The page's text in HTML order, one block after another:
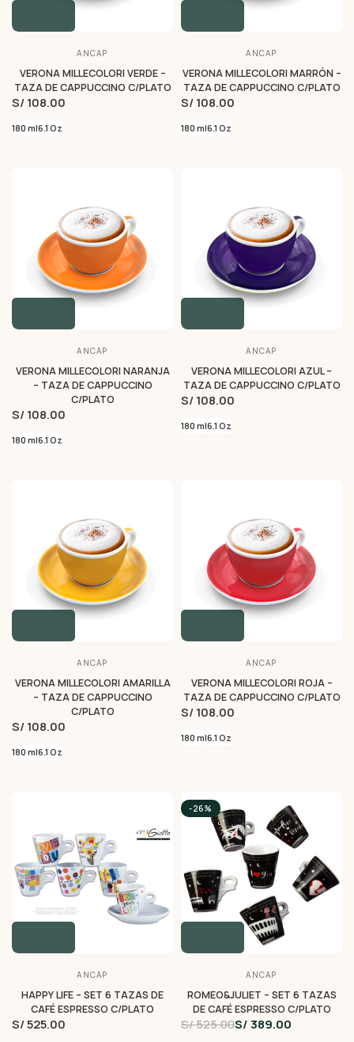
ANCAP
VERONA MILLECOLORI VERDE –
TAZA DE CAPPUCCINO C/PLATO
S/ 108.00
180 ml6.1 Oz
ANCAP
VERONA MILLECOLORI MARRÓN –
TAZA DE CAPPUCCINO C/PLATO
S/ 108.00
180 ml6.1 Oz
ANCAP
VERONA MILLECOLORI NARANJA
– TAZA DE CAPPUCCINO
C/PLATO
S/ 108.00
180 ml6.1 Oz
ANCAP
VERONA MILLECOLORI AZUL –
TAZA DE CAPPUCCINO C/PLATO
S/ 108.00
180 ml6.1 Oz
ANCAP
VERONA MILLECOLORI AMARILLA
– TAZA DE CAPPUCCINO
C/PLATO
S/ 108.00
180 ml6.1 Oz
ANCAP
VERONA MILLECOLORI ROJA –
TAZA DE CAPPUCCINO C/PLATO
S/ 108.00
180 ml6.1 Oz
ANCAP
HAPPY LIFE – SET 6 TAZAS DE
CAFÉ ESPRESSO C/PLATO
S/ 525.00
-26%
ANCAP
ROMEO&JULIET – SET 6 TAZAS
DE CAFÉ ESPRESSO C/PLATO
S/ 525.00S/ 389.00